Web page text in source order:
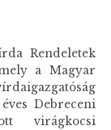
Rendeletek
a Magyar
Debreceni
virágkocsi